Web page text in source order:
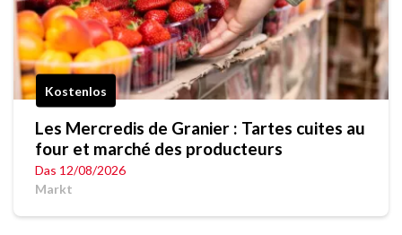
Kostenlos
Les Mercredis de Granier : Tartes cuites au
four et marché des producteurs
Das 12/08/2026
Markt